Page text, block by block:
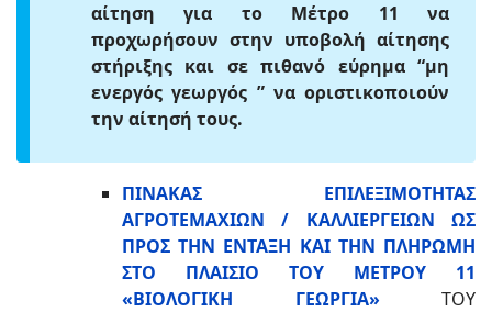
αίτηση για το Μέτρο 11 να
προχωρήσουν στην υποβολή αίτησης
στήριξης και σε πιθανό εύρημα “μη
ενεργός γεωργός ” να οριστικοποιούν
την αίτησή τους.
ΠΙΝΑΚΑΣ ΕΠΙΛΕΞΙΜΟΤΗΤΑΣ
ΑΓΡΟΤΕΜΑΧΙΩΝ / ΚΑΛΛΙΕΡΓΕΙΩΝ ΩΣ
ΠΡΟΣ ΤΗΝ ΕΝΤΑΞΗ ΚΑΙ ΤΗΝ ΠΛΗΡΩΜΗ
ΣΤΟ ΠΛΑΙΣΙΟ ΤΟΥ ΜΕΤΡΟΥ 11
«ΒΙΟΛΟΓΙΚΗ ΓΕΩΡΓΙΑ» ΤΟΥ